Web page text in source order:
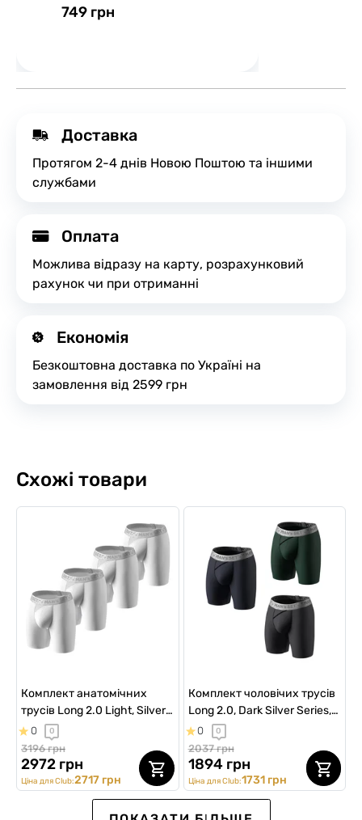
Series, чорний
749 грн
Доставка
Протягом 2-4 днів Новою Поштою та іншими
службами
Оплата
Можлива відразу на карту, розрахунковий
рахунок чи при отриманні
Економія
Безкоштовна доставка по Україні на
замовлення від 2599 грн
Схожі товари
Комплект анатомічних
трусів Long 2.0 Light, Silver
Series, білий, 4шт
0 0
3196 грн
2972 грн
Ціна для Club:2717 грн
Комплект чоловічих трусів
Long 2.0, Dark Silver Series,
3шт
0 0
2037 грн
1894 грн
Ціна для Club:1731 грн
ПЕРЕДЗАМОВЛЕННЯ